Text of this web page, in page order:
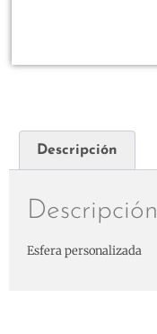
Descripción
Descripción
Esfera personalizada